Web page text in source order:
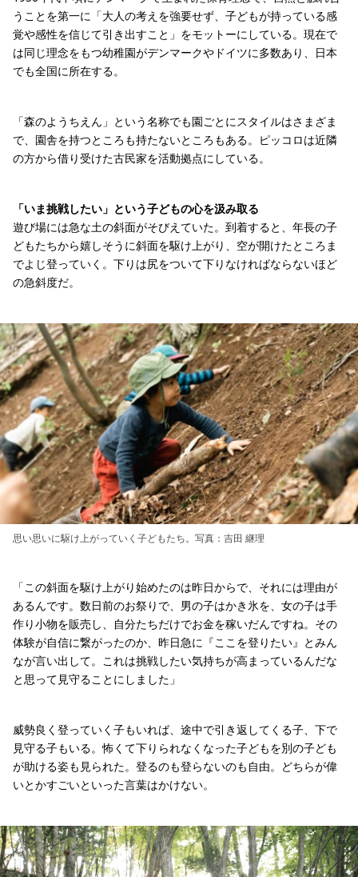
うことを第一に「大人の考えを強要せず、子どもが持っている感
覚や感性を信じて引き出すこと」をモットーにしている。現在で
は同じ理念をもつ幼稚園がデンマークやドイツに多数あり、日本
でも全国に所在する。
「森のようちえん」という名称でも園ごとにスタイルはさまざま
で、園舎を持つところも持たないところもある。ピッコロは近隣
の方から借り受けた古民家を活動拠点にしている。
「いま挑戦したい」という子どもの心を汲み取る
遊び場には急な土の斜面がそびえていた。到着すると、年長の子
どもたちから嬉しそうに斜面を駆け上がり、空が開けたところま
でよじ登っていく。下りは尻をついて下りなければならないほど
の急斜度だ。
思い思いに駆け上がっていく子どもたち。写真：吉田 継理
「この斜面を駆け上がり始めたのは昨日からで、それには理由が
あるんです。数日前のお祭りで、男の子はかき氷を、女の子は手
作り小物を販売し、自分たちだけでお金を稼いだんですね。その
体験が自信に繋がったのか、昨日急に『ここを登りたい』とみん
なが言い出して。これは挑戦したい気持ちが高まっているんだな
と思って見守ることにしました」
威勢良く登っていく子もいれば、途中で引き返してくる子、下で
見守る子もいる。怖くて下りられなくなった子どもを別の子ども
が助ける姿も見られた。登るのも登らないのも自由。どちらが偉
いとかすごいといった言葉はかけない。